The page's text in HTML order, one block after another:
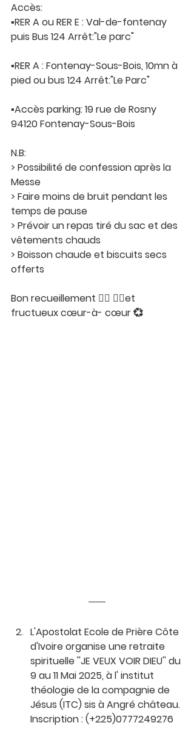
Accès:
▪︎RER A ou RER E : Val-de-fontenay
puis Bus 124 Arrêt:"Le parc"
▪︎RER A : Fontenay-Sous-Bois, 10mn à
pied ou bus 124 Arrêt:"Le Parc"
▪︎Accès parking: 19 rue de Rosny
94120 Fontenay-Sous-Bois
N.B:
> Possibilité de confession après la
Messe
> Faire moins de bruit pendant les
temps de pause
> Prévoir un repas tiré du sac et des
vêtements chauds
> Boisson chaude et biscuits secs
offerts
Bon recueillement 🧎‍♂️ 🧎‍♀️et
fructueux cœur-à- cœur 💞
L'Apostolat Ecole de Prière Côte
d'Ivoire organise une retraite
spirituelle ''JE VEUX VOIR DIEU'' du
9 au 11 Mai 2025, à l' institut
théologie de la compagnie de
Jésus (ITC) sis à Angré château.
Inscription : (+225)0777249276